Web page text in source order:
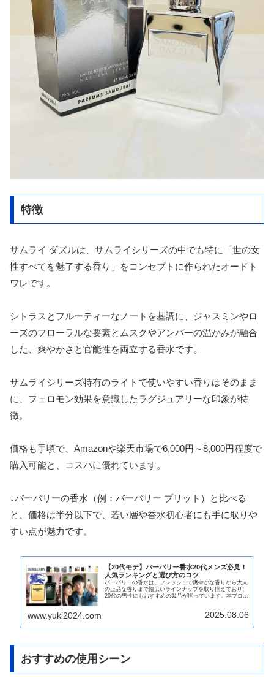
特徴
サムライ ダズルは、サムライシリーズの中でも特に「世の女
性すべてを魅了する香り」をコンセプトに作られたオードト
ワレです。
シトラスとフルーティーなノートを基調に、ジャスミンやロ
ーズのフローラルな要素とムスクやアンバーの温かみが融合
した、爽やかさと官能性を両立する香水です。
サムライシリーズ特有のライトで使いやすい香りはそのまま
に、フェロモン効果を意識したラグジュアリーな印象が特
徴。
価格も手頃で、Amazonや楽天市場で6,000円～8,000円程度で
購入可能と、コスパに優れています。
↓バーバリーの香水（例：バーバリー ブリット）と比べる
と、価格は半分以下で、若い層や香水初心者にも手に取りや
すい点が魅力です。
【20代モテ】バーバリー香水20代メンズ必見！
人気ランキングと選び方のコツ
バーバリーの香水は、フレッシュで爽やかな香りから大人
の上品な香りまで幅広いラインナップを取り揃えており、
20代の男性にもおすすめの製品が揃っています。本ブログ
www.yuki2024.com 2025.08.06
おすすめの使用シーン